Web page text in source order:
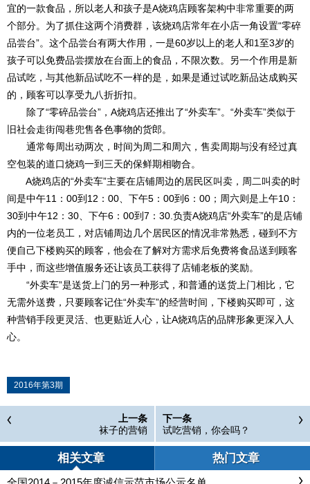
宜的一款食品，所以老人和孩子是A烧鸡店顾客架构中非常重要的两
个部分。为了抓住这两个消费群，该烧鸡店常年在小店一角设置“零碎
品尝台”。这个品尝台有两大作用，一是60岁以上的老人和1至3岁的
孩子可以免费品尝摆放在台面上的食品，不限次数。另一个作用是新
品试吃，与其他新品试吃不一样的是，如果是通过试吃新品达成购买
的，顾客可以享受九八折折扣。
除了“零碎品尝台”，A烧鸡店还推出了“外卖车”。“外卖车”类似于
旧社会走街闯巷兜售各色事物的货郎。
通常每周出动两次，时间为周二和周六，售卖周期与没有经过真
空包装的道口烧鸡一到三天的保鲜期相吻合。
A烧鸡店的“外卖车”主要在店铺周边的居民区叫卖，周二叫卖的时
间是中午11：00到12：00、下午5：00到6：00；周六则是上午10：
30到中午12：30、下午6：00到7：30.负责A烧鸡店“外卖车”的是店铺
内的一位老员工，对店铺周边几个居民区的情况非常熟悉，碰到不方
便自己下楼购买的顾客，他会在了解对方需求后免费将食品送到顾客
手中，而这些增值服务还让该员工获得了店铺老板的奖励。
“外卖车”是送货上门的另一种形式，和普通的送货上门相比，它
无需外送费，只要顾客记住“外卖车”的经营时间，下楼购买即可，这
种营销手段更灵活、也更贴近人心，让A烧鸡店的品牌形象更深入人
心。
2016年第3期
上一条
袜子的营销
下一条
试吃营销，你会吗？
相关文章 热门文章